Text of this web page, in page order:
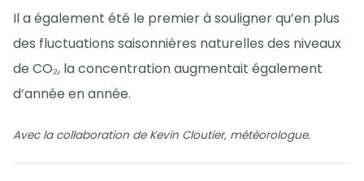
Il a également été le premier à souligner qu’en plus
des fluctuations saisonnières naturelles des niveaux
de CO₂, la concentration augmentait également
d’année en année.
Avec la collaboration de Kevin Cloutier, météorologue.